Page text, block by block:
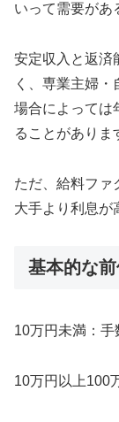
いって需要があ
安定収入と返済
く、専業主婦・
場合によっては
ることがありま
ただ、給料ファ
大手より利息が
基本的な
10万円未満：手
10万円以上100